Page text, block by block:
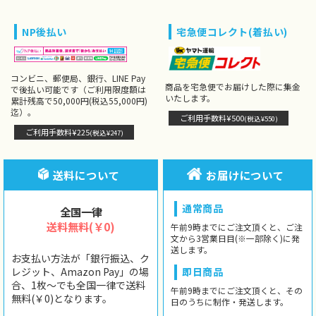
NP後払い
コンビニ、郵便局、銀行、LINE Pay
で後払い可能です（ご利用限度額は
累計残高で50,000円(税込55,000円)
迄）。
ご利用手数料¥225(税込¥247)
宅急便コレクト(着払い)
商品を宅急便でお届けした際に集金
いたします。
ご利用手数料¥500(税込¥550)
送料について
全国一律
送料無料(￥0)
お支払い方法が「銀行振込、ク
レジット、Amazon Pay」の場
合、1枚〜でも全国一律で送料
無料(￥0)となります。
お届けについて
通常商品
午前9時までにご注文頂くと、ご注
文から3営業日目(※一部除く)に発
送します。
即日商品
午前9時までにご注文頂くと、その
日のうちに制作・発送します。